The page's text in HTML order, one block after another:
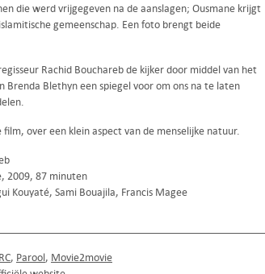
die werd vrijgegeven na de aanslagen; Ousmane krijgt
gemeenschap. Een foto brengt beide
Rachid Bouchareb de kijker door middel van het
Brenda Blethyn een spiegel voor om ons na te laten
film, over een klein aspect van de menselijke natuur.
2009, 87 minuten
Kouyaté, Sami Bouajila, Francis Magee
Parool Movie2movie